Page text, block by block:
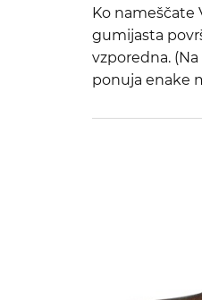
Ko nameščate
gumijasta
vzporedna.
ponuja enake